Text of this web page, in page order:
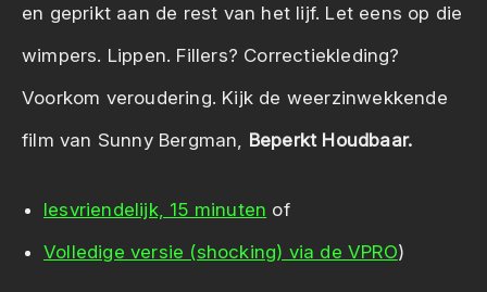
en geprikt aan de rest van het lijf. Let eens op die
wimpers. Lippen. Fillers? Correctiekleding?
Voorkom veroudering. Kijk de weerzinwekkende
film van Sunny Bergman, Beperkt Houdbaar.
lesvriendelijk, 15 minuten of
Volledige versie (shocking) via de VPRO)